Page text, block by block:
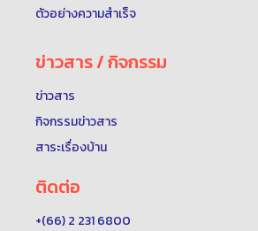
ตัวอย่างความสำเร็จ
ข่าวสาร / กิจกรรม
ข่าวสาร
กิจกรรมข่าวสาร
สาระเรื่องบ้าน
ติดต่อ
+(66) 2 231 6800